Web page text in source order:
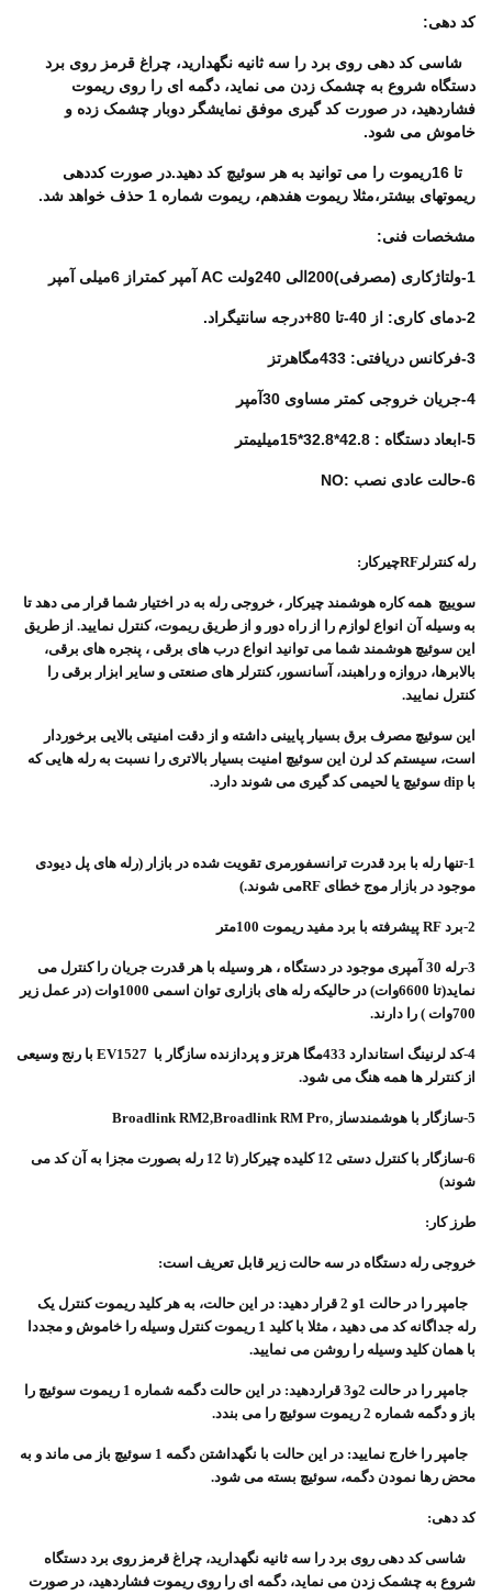
کد دهی:
شاسی کد دهی روی برد را سه ثانیه نگهدارید، چراغ قرمز روی برد
دستگاه شروع به چشمک زدن می نماید، دگمه ای را روی ریموت
فشاردهید، در صورت کد گیری موفق نمایشگر دوبار چشمک زده و
خاموش می شود.
تا 16ریموت را می توانید به هر سوئیچ کد دهید.در صورت کددهی
ریموتهای بیشتر،مثلا ریموت هفدهم، ریموت شماره 1 حذف خواهد شد.
مشخصات فنی:
1-ولتاژکاری (مصرفی)200الی 240ولت AC آمپر کمتراز 6میلی آمپر
2-دمای کاری: از 40-تا 80+درجه سانتیگراد.
3-فرکانس دریافتی: 433مگاهرتز
4-جریان خروجی کمتر مساوی 30آمپر
5-ابعاد دستگاه : 42.8*32.8*15میلیمتر
6-حالت عادی نصب : NO
رله کنترلر RFچیرکار:
سوییچ همه کاره هوشمند چیرکار ، خروجی رله به در اختیار شما قرار می دهد تا
به وسیله آن انواع لوازم را از راه دور و از طریق ریموت، کنترل نمایید. از طریق
این سوئیچ هوشمند شما می توانید انواع درب های برقی ، پنجره های برقی،
بالابرها، دروازه و راهبند، آسانسور، کنترلر های صنعتی و سایر ابزار برقی را
کنترل نمایید.
این سوئیچ مصرف برق بسیار پایینی داشته و از دقت امنیتی بالایی برخوردار
است، سیستم کد لرن این سوئیچ امنیت بسیار بالاتری را نسبت به رله هایی که
با dip سوئیچ یا لحیمی کد گیری می شوند دارد.
1-تنها رله با برد قدرت ترانسفورمری تقویت شده در بازار (رله های پل دیودی
موجود در بازار موج خطای RFمی شوند.)
2-برد RF پیشرفته با برد مفید ریموت 100متر
3-رله 30 آمپری موجود در دستگاه ، هر وسیله با هر قدرت جریان را کنترل می
نماید(تا 6600وات) در حالیکه رله های بازاری توان اسمی 1000وات (در عمل زیر
700وات ) را دارند.
4-کد لرنینگ استاندارد 433مگا هرتز و پردازنده سازگار با EV1527 با رنج وسیعی
از کنترلر ها همه هنگ می شود.
5-سازگار با هوشمندساز Broadlink RM2,Broadlink RM Pro,
6-سازگار با کنترل دستی 12 کلیده چیرکار (تا 12 رله بصورت مجزا به آن کد می
شوند)
طرز کار:
خروجی رله دستگاه در سه حالت زیر قابل تعریف است:
جامپر را در حالت 1و 2 قرار دهید: در این حالت، به هر کلید ریموت کنترل یک
رله جداگانه کد می دهید ، مثلا با کلید 1 ریموت کنترل وسیله را خاموش و مجددا
با همان کلید وسیله را روشن می نمایید.
جامپر را در حالت 2و3 قراردهید: در این حالت دگمه شماره 1 ریموت سوئیچ را
باز و دگمه شماره 2 ریموت سوئیچ را می بندد.
جامپر را خارج نمایید: در این حالت با نگهداشتن دگمه 1 سوئیچ باز می ماند و به
محض رها نمودن دگمه، سوئیچ بسته می شود.
کد دهی:
شاسی کد دهی روی برد را سه ثانیه نگهدارید، چراغ قرمز روی برد دستگاه
شروع به چشمک زدن می نماید، دگمه ای را روی ریموت فشاردهید، در صورت